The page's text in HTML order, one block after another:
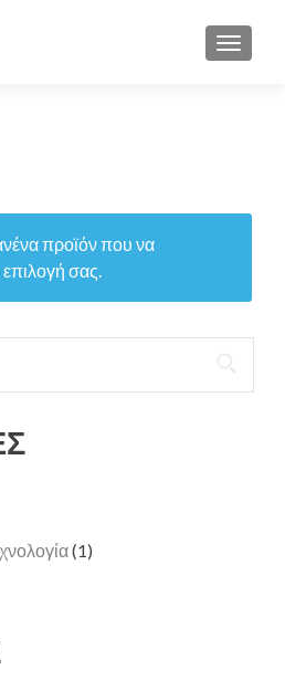
προϊόν που να
επιλογή σας.
(1)